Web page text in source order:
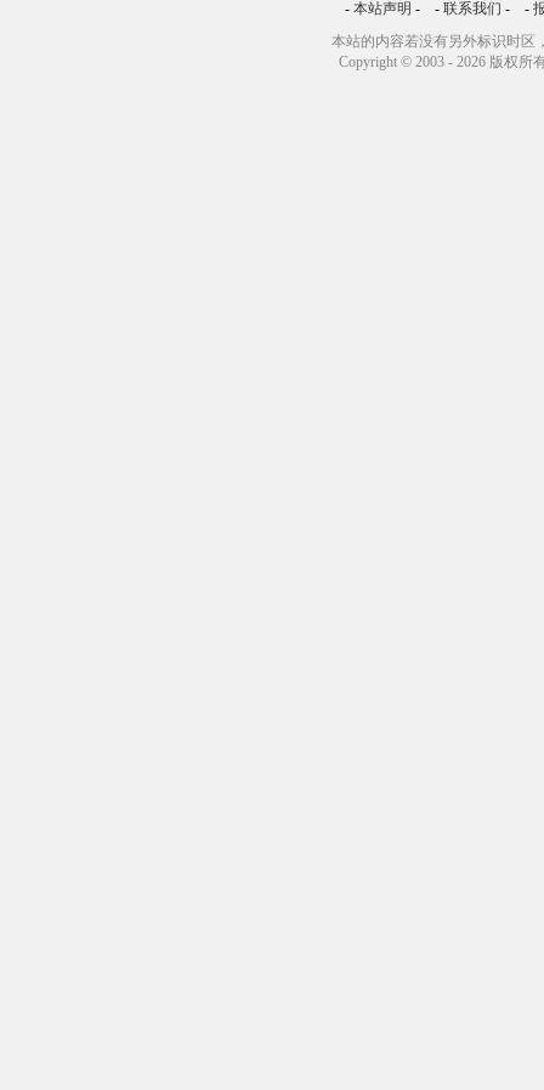
- 本站声明 - - 联系我们 - -
本站的内容若没有另外标识时区
Copyright © 2003 -2026 版权所